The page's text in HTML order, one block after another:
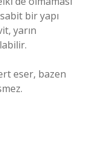
bir yapı
yarın
eser, bazen